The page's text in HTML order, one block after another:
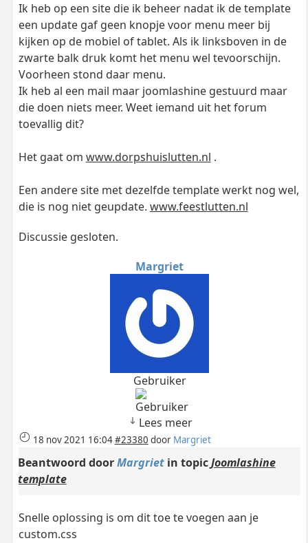
Ik heb op een site die ik beheer nadat ik de template
een update gaf geen knopje voor menu meer bij
kijken op de mobiel of tablet. Als ik linksboven in de
zwarte balk druk komt het menu wel tevoorschijn.
Voorheen stond daar menu.
Ik heb al een mail maar joomlashine gestuurd maar
die doen niets meer. Weet iemand uit het forum
toevallig dit?
Het gaat om www.dorpshuislutten.nl .
Een andere site met dezelfde template werkt nog wel,
die is nog niet geupdate. www.feestlutten.nl
Discussie gesloten.
Margriet
Gebruiker
Lees meer
18 nov 2021 16:04#23380 door Margriet
Beantwoord doorMargrietin topicJoomlashine
template
Snelle oplossing is om dit toe te voegen aan je
custom.css